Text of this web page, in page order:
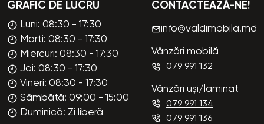
GRAFIC DE LUCRU
Luni: 08:30 - 17:30
Marti: 08:30 - 17:30
Miercuri: 08:30 - 17:30
Joi: 08:30 - 17:30
Vineri: 08:30 - 17:30
Sâmbătă: 09:00 - 15:00
Duminică: Zi liberă
CONTACTEAZĂ-NE!
info@valdimobila.md
Vânzări mobilă
079 991 132
Vânzări uși/laminat
079 991 134
079 991 136